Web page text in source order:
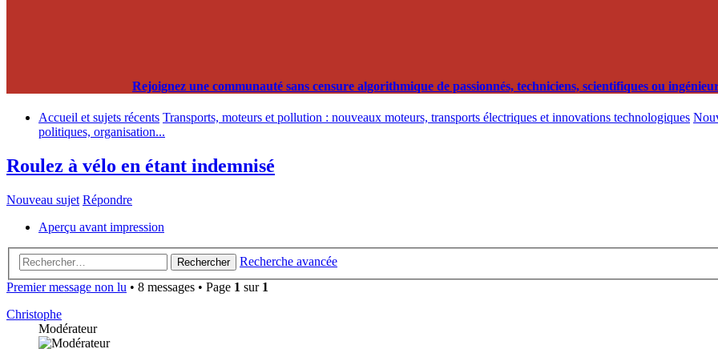
Rejoignez une communauté sans censure algorithmique de passionnés, techniciens, scientifiques ou
Accueil et sujets récents Transports, moteurs et pollution : nouveaux moteurs, transports électriques et innovations technologiques
politiques, organisation...
Roulez à vélo en étant indemnisé
Nouveau sujet Répondre
Aperçu avant impression
Rechercher
Recherche avancée
Premier message non lu • 8 messages • Page 1 sur 1
Christophe
Modérateur